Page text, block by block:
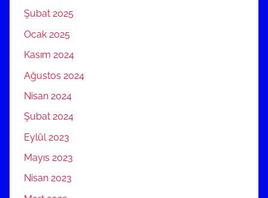
Şubat 2025
Ocak 2025
Kasım 2024
Ağustos 2024
Nisan 2024
Şubat 2024
Eylül 2023
Mayıs 2023
Nisan 2023